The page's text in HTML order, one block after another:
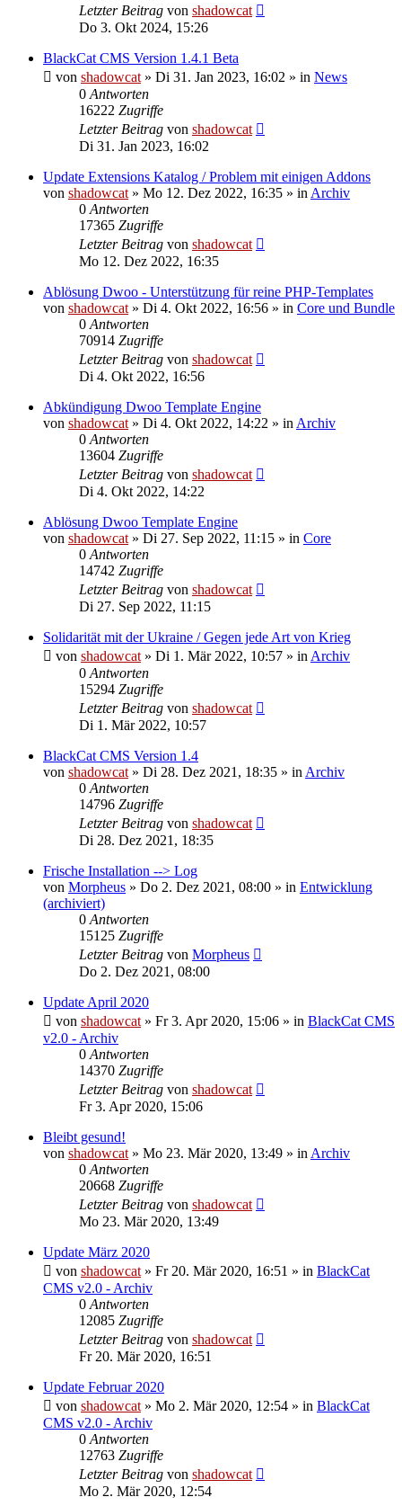
Letzter Beitrag von shadowcat
Do 3. Okt 2024, 15:26
BlackCat CMS Version 1.4.1 Beta
von shadowcat » Di 31. Jan 2023, 16:02 » in News
0 Antworten
16222 Zugriffe
Letzter Beitrag von shadowcat
Di 31. Jan 2023, 16:02
Update Extensions Katalog / Problem mit einigen Addons
von shadowcat » Mo 12. Dez 2022, 16:35 » in Archiv
0 Antworten
17365 Zugriffe
Letzter Beitrag von shadowcat
Mo 12. Dez 2022, 16:35
Ablösung Dwoo - Unterstützung für reine PHP-Templates
von shadowcat » Di 4. Okt 2022, 16:56 » in Core und Bundle
0 Antworten
70914 Zugriffe
Letzter Beitrag von shadowcat
Di 4. Okt 2022, 16:56
Abkündigung Dwoo Template Engine
von shadowcat » Di 4. Okt 2022, 14:22 » in Archiv
0 Antworten
13604 Zugriffe
Letzter Beitrag von shadowcat
Di 4. Okt 2022, 14:22
Ablösung Dwoo Template Engine
von shadowcat » Di 27. Sep 2022, 11:15 » in Core
0 Antworten
14742 Zugriffe
Letzter Beitrag von shadowcat
Di 27. Sep 2022, 11:15
Solidarität mit der Ukraine / Gegen jede Art von Krieg
von shadowcat » Di 1. Mär 2022, 10:57 » in Archiv
0 Antworten
15294 Zugriffe
Letzter Beitrag von shadowcat
Di 1. Mär 2022, 10:57
BlackCat CMS Version 1.4
von shadowcat » Di 28. Dez 2021, 18:35 » in Archiv
0 Antworten
14796 Zugriffe
Letzter Beitrag von shadowcat
Di 28. Dez 2021, 18:35
Frische Installation --> Log
von Morpheus » Do 2. Dez 2021, 08:00 » in Entwicklung
(archiviert)
0 Antworten
15125 Zugriffe
Letzter Beitrag von Morpheus
Do 2. Dez 2021, 08:00
Update April 2020
von shadowcat » Fr 3. Apr 2020, 15:06 » in BlackCat CMS
v2.0 - Archiv
0 Antworten
14370 Zugriffe
Letzter Beitrag von shadowcat
Fr 3. Apr 2020, 15:06
Bleibt gesund!
von shadowcat » Mo 23. Mär 2020, 13:49 » in Archiv
0 Antworten
20668 Zugriffe
Letzter Beitrag von shadowcat
Mo 23. Mär 2020, 13:49
Update März 2020
von shadowcat » Fr 20. Mär 2020, 16:51 » in BlackCat
CMS v2.0 - Archiv
0 Antworten
12085 Zugriffe
Letzter Beitrag von shadowcat
Fr 20. Mär 2020, 16:51
Update Februar 2020
von shadowcat » Mo 2. Mär 2020, 12:54 » in BlackCat
CMS v2.0 - Archiv
0 Antworten
12763 Zugriffe
Letzter Beitrag von shadowcat
Mo 2. Mär 2020, 12:54